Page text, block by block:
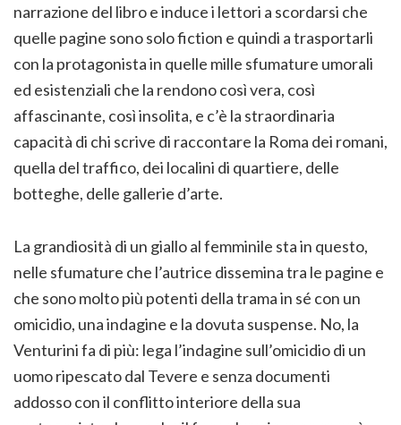
narrazione del libro e induce i lettori a scordarsi che
quelle pagine sono solo fiction e quindi a trasportarli
con la protagonista in quelle mille sfumature umorali
ed esistenziali che la rendono così vera, così
affascinante, così insolita, e c’è la straordinaria
capacità di chi scrive di raccontare la Roma dei romani,
quella del traffico, dei localini di quartiere, delle
botteghe, delle gallerie d’arte.
La grandiosità di un giallo al femminile sta in questo,
nelle sfumature che l’autrice dissemina tra le pagine e
che sono molto più potenti della trama in sé con un
omicidio, una indagine e la dovuta suspense. No, la
Venturini fa di più: lega l’indagine sull’omicidio di un
uomo ripescato dal Tevere e senza documenti
addosso con il conflitto interiore della sua